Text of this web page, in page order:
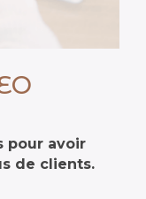
pour avoir
de clients.